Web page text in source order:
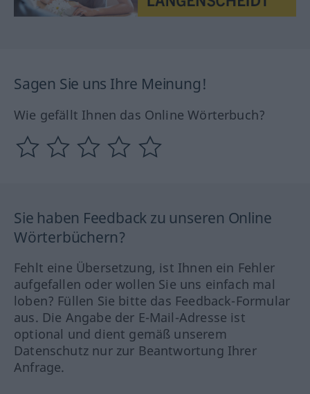
Sagen Sie uns Ihre Meinung!
Wie gefällt Ihnen das Online Wörterbuch?
Sie haben Feedback zu unseren Online
Wörterbüchern?
Fehlt eine Übersetzung, ist Ihnen ein Fehler
aufgefallen oder wollen Sie uns einfach mal
loben? Füllen Sie bitte das Feedback-Formular
aus. Die Angabe der E-Mail-Adresse ist
optional und dient gemäß unserem
Datenschutz nur zur Beantwortung Ihrer
Anfrage.